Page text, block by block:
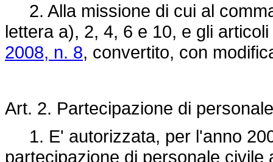
2. Alla missione di cui al
lettera a), 2, 4, 6 e 10, e gli
2008, n. 8, convertito, con
Art. 2. Partecipazione di
1. E' autorizzata, per l'anno
partecipazione di personale